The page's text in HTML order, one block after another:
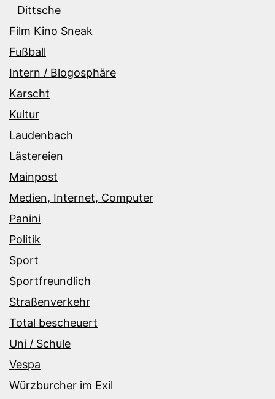
Dittsche
Film Kino Sneak
Fußball
Intern / Blogosphäre
Karscht
Kultur
Laudenbach
Lästereien
Mainpost
Medien, Internet, Computer
Panini
Politik
Sport
Sportfreundlich
Straßenverkehr
Total bescheuert
Uni / Schule
Vespa
Würzburcher im Exil